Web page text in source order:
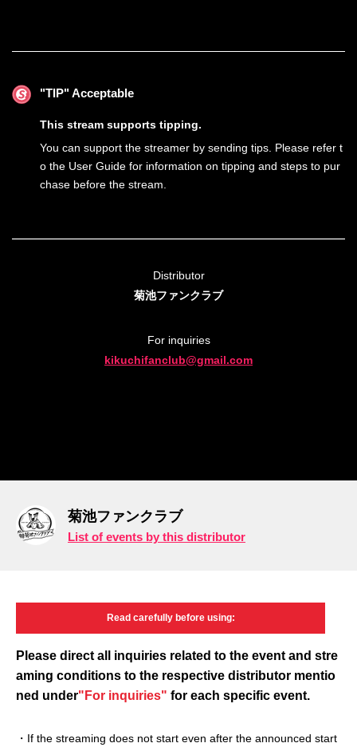
"TIP" Acceptable
This stream supports tipping.
You can support the streamer by sending tips. Please refer t
o the User Guide for information on tipping and steps to pur
chase before the stream.
Distributor
菊池ファンクラブ
For inquiries
kikuchifanclub@gmail.com
菊池ファンクラブ
List of events by this distributor
Read carefully before using:
Please direct all inquiries related to the event and stre
aming conditions to the respective distributor mentio
ned under"For inquiries" for each specific event.
・If the streaming does not start even after the announced start